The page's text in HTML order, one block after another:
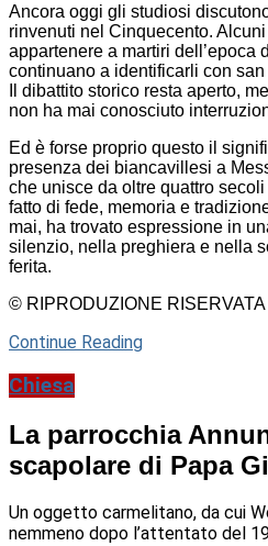
Ancora oggi gli studiosi
rinvenuti nel Cinquecento.
appartenere a martiri dell’epoca
continuano a identificarli con
Il dibattito storico resta aperto,
non ha mai conosciuto
Ed è forse proprio questo il
presenza dei biancavillesi a
che unisce da oltre quattro
fatto di fede, memoria e
mai, ha trovato espressione in
silenzio, nella preghiera e nella
ferita.
© RIPRODUZIONE RISERVATA
Continue Reading
Chiesa
La parrocchia
scapolare di Papa
Un oggetto carmelitano, da cui
nemmeno dopo l’attentato del